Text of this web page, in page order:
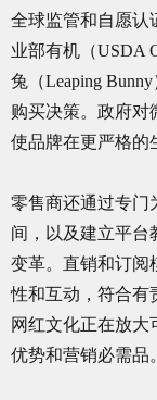
全球监管和自愿认
业部有机（USDA
兔（Leaping
购买决策。政府对
使品牌在更严格的
零售商还通过专门
间，以及建立平台
变革。直销和订阅
性和互动，符合有
网红文化正在放大
优势和营销必需品。